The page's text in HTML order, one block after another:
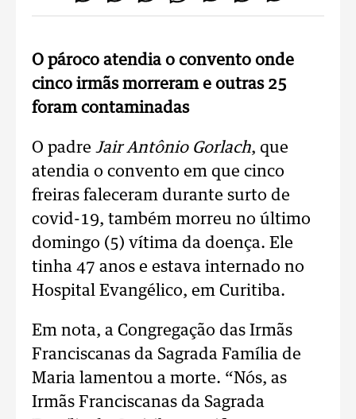
O pároco atendia o convento onde
cinco irmãs morreram e outras 25
foram contaminadas
O padre Jair Antônio Gorlach, que
atendia o convento em que cinco
freiras faleceram durante surto de
covid-19, também morreu no último
domingo (5) vítima da doença. Ele
tinha 47 anos e estava internado no
Hospital Evangélico, em Curitiba.
Em nota, a Congregação das Irmãs
Franciscanas da Sagrada Família de
Maria lamentou a morte. “Nós, as
Irmãs Franciscanas da Sagrada